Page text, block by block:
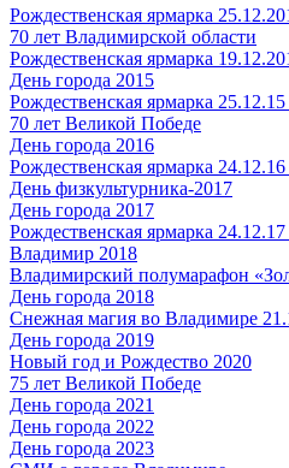
Рождественская ярмарка
70 лет Владимирской области
Рождественская ярмарка
День города 2015
Рождественская ярмарка
70 лет Великой Победе
День города 2016
Рождественская ярмарка
День физкультурника-2017
День города 2017
Рождественская ярмарка
Владимир 2018
Владимирский полумарафон
День города 2018
Снежная магия во Владимире
День города 2019
Новый год и Рождество 2020
75 лет Великой Победе
День города 2021
День города 2022
День города 2023